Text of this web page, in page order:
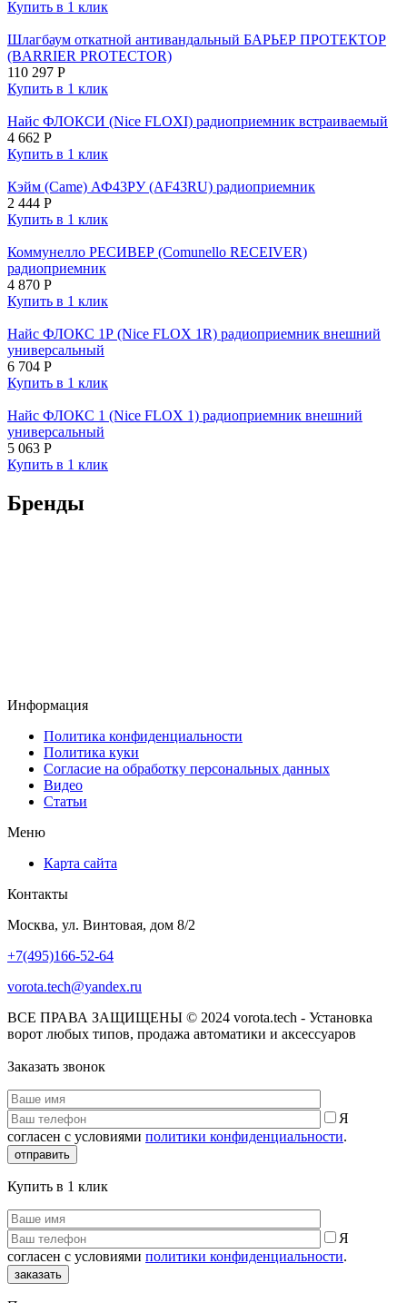
Купить в 1 клик
Шлагбаум откатной антивандальный БАРЬЕР ПРОТЕКТОР
(BARRIER PROTECTOR)
110 297 Р
Купить в 1 клик
Найс ФЛОКСИ (Nice FLOXI) радиоприемник встраиваемый
4 662 Р
Купить в 1 клик
Кэйм (Came) АФ43РУ (AF43RU) радиоприемник
2 444 Р
Купить в 1 клик
Коммунелло РЕСИВЕР (Comunello RECEIVER)
радиоприемник
4 870 Р
Купить в 1 клик
Найс ФЛОКС 1Р (Nice FLOX 1R) радиоприемник внешний
универсальный
6 704 Р
Купить в 1 клик
Найс ФЛОКС 1 (Nice FLOX 1) радиоприемник внешний
универсальный
5 063 Р
Купить в 1 клик
Бренды
Информация
Политика конфиденциальности
Политика куки
Согласие на обработку персональных данных
Видео
Статьи
Меню
Карта сайта
Контакты
Москва, ул. Винтовая, дом 8/2
+7(495)166-52-64
vorota.tech@yandex.ru
ВСЕ ПРАВА ЗАЩИЩЕНЫ © 2024 vorota.tech - Установка
ворот любых типов, продажа автоматики и аксессуаров
Заказать звонок
Я
согласен с условиями политики конфиденциальности.
отправить
Купить в 1 клик
Я
согласен с условиями политики конфиденциальности.
заказать